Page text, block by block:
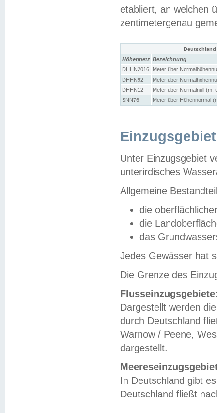
etabliert, an welchen
zentimetergenau
Höhennetz Bezeichnung
DHHN2016
Meter über
DHHN92
Meter über
DHHN12
Meter über Normalnull (m.
SNN76
Meter über Höhennormal
Unter Einzugsgebiet
unterirdisches
Allgemeine
die
die
das
Jedes Gewässer hat
Die Grenze des
Dargestellt werden
durch Deutschland
Warnow / Peene,
dargestellt.
In Deutschland gibt
Deutschland fließt